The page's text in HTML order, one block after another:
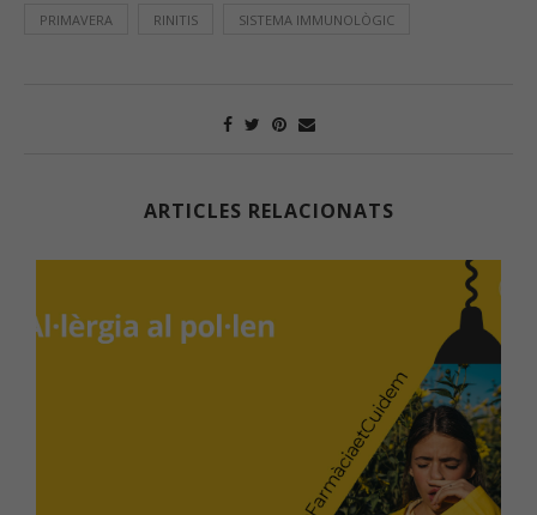
PRIMAVERA RINITIS SISTEMA IMMUNOLÒGIC
ARTICLES RELACIONATS